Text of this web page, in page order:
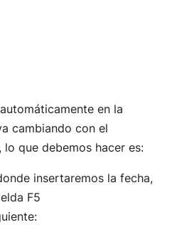
en la
cambiando con el
que debemos hacer es:
insertaremos la fecha,
F5